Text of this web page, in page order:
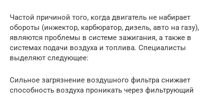
Частой причиной того, когда двигатель не набирает
обороты (инжектор, карбюратор, дизель, авто на газу),
являются проблемы в системе зажигания, а также в
системах подачи воздуха и топлива. Специалисты
выделяют следующее:
Сильное загрязнение воздушного фильтра снижает
способность воздуха проникать через фильтрующий